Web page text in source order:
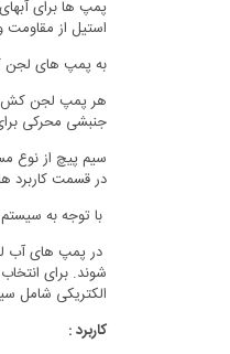
استیل از مقاومت
به پمپ های لجن
هر پمپ لجن کش
جنبشی محرکی
سیم پیچ از نوع
در قسمت کاربرد
با توجه به
در پمپ های آب
شوند. برای
الکتریکی شامل
کاربرد :